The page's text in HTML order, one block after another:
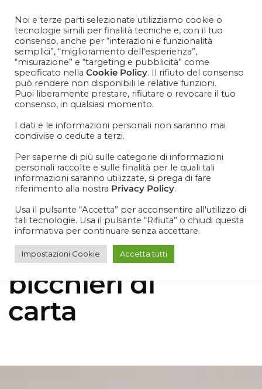
Cosa aspetti? Entra nel mondo Cisapaper! Resta aggiornato
su news, novità e soprattutto promo promo promoooooo!
VOGLIO ISCRIVERMI ALLA NEWSLETTER
bicchieri di
carta
Noi e terze parti selezionate utilizziamo cookie o
tecnologie simili per finalità tecniche e, con il tuo
consenso, anche per “interazioni e funzionalità
semplici”, “miglioramento dell'esperienza”,
“misurazione” e “targeting e pubblicità” come
specificato nella Cookie Policy. Il rifiuto del consenso
può rendere non disponibili le relative funzioni.
Puoi liberamente prestare, rifiutare o revocare il tuo
consenso, in qualsiasi momento.
I dati e le informazioni personali non saranno mai
condivise o cedute a terzi.
Per saperne di più sulle categorie di informazioni
personali raccolte e sulle finalità per le quali tali
informazioni saranno utilizzate, si prega di fare
riferimento alla nostra Privacy Policy.
Usa il pulsante “Accetta” per acconsentire all'utilizzo di
tali tecnologie. Usa il pulsante “Rifiuta” o chiudi questa
informativa per continuare senza accettare.
Impostazioni Cookie Accetta tutti
Contattaci +39 081 1857 2119